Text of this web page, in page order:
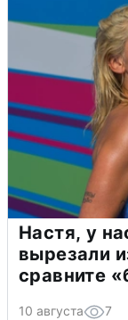
Настя, у
вырезали
сравните
10 августа 7